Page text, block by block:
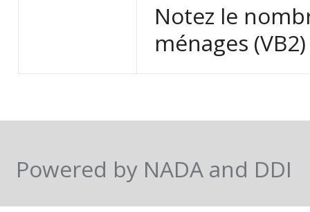
Notez le
ménages
Powered by NADA and DDI